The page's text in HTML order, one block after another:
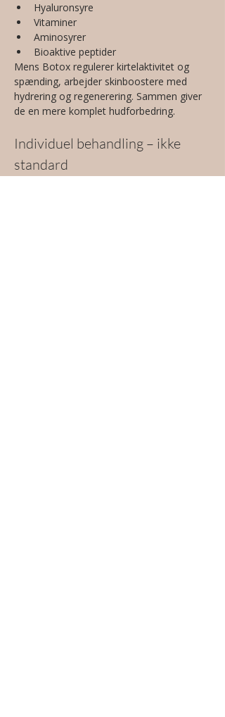
Hyaluronsyre
Vitaminer
Aminosyrer
Bioaktive peptider
Mens Botox regulerer kirtelaktivitet og
spænding, arbejder skinboostere med
hydrering og regenerering. Sammen giver
de en mere komplet hudforbedring.
Individuel behandling – ikke
standard